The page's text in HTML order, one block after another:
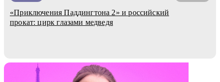
«Приключения Паддингтона 2» и российский
прокат: цирк глазами медведя